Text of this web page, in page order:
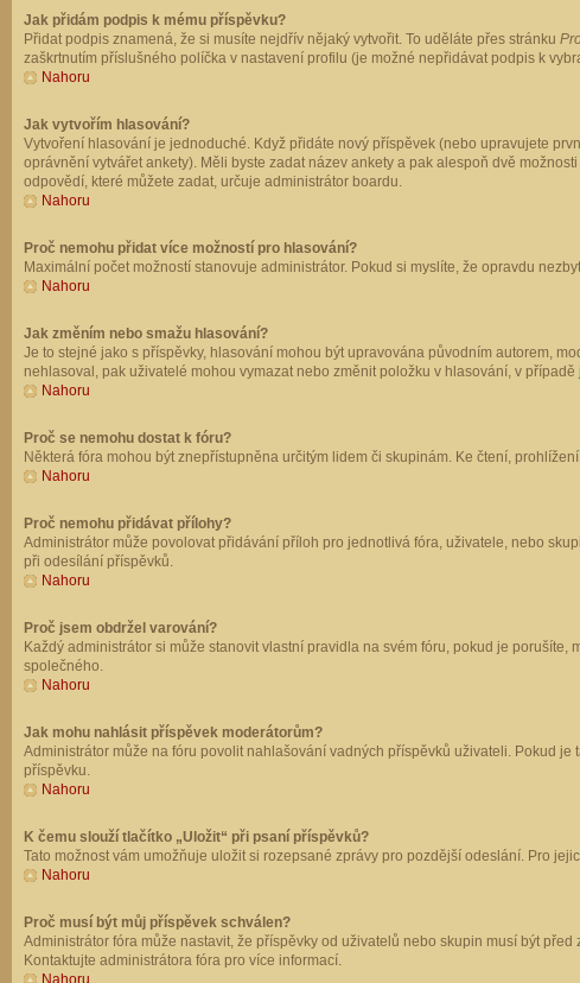
Jak přidám podpis k mému příspěvku?
Přidat podpis znamená, že si musíte nejdřív nějaký vytvořit. To uděláte přes stránku
zaškrtnutím příslušného políčka v nastavení profilu (je možné nepřidávat podpis k
Nahoru
Jak vytvořím hlasování?
Vytvoření hlasování je jednoduché. Když přidáte nový příspěvek (nebo upravujete
oprávnění vytvářet ankety). Měli byste zadat název ankety a pak alespoň dvě
odpovědí, které můžete zadat, určuje administrátor boardu.
Nahoru
Proč nemohu přidat více možností pro hlasování?
Maximální počet možností stanovuje administrátor. Pokud si myslíte, že opravdu
Nahoru
Jak změním nebo smažu hlasování?
Je to stejné jako s příspěvky, hlasování mohou být upravována původním autorem,
nehlasoval, pak uživatelé mohou vymazat nebo změnit položku v hlasování, v
Nahoru
Proč se nemohu dostat k fóru?
Některá fóra mohou být znepřístupněna určitým lidem či skupinám. Ke čtení,
Nahoru
Proč nemohu přidávat přílohy?
Administrátor může povolovat přidávání příloh pro jednotlivá fóra, uživatele, nebo
při odesílání příspěvků.
Nahoru
Proč jsem obdržel varování?
Každý administrátor si může stanovit vlastní pravidla na svém fóru, pokud je
společného.
Nahoru
Jak mohu nahlásit příspěvek moderátorům?
Administrátor může na fóru povolit nahlašování vadných příspěvků uživateli. Pokud
příspěvku.
Nahoru
K čemu slouží tlačítko „Uložit“ při psaní příspěvků?
Tato možnost vám umožňuje uložit si rozepsané zprávy pro pozdější odeslání. Pro
Nahoru
Proč musí být můj příspěvek schválen?
Administrátor fóra může nastavit, že příspěvky od uživatelů nebo skupin musí být
Kontaktujte administrátora fóra pro více informací.
Nahoru